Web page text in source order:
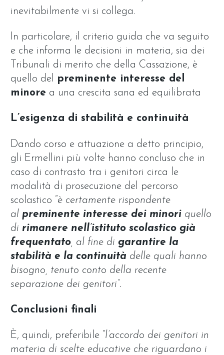
inevitabilmente vi si collega.
In particolare, il criterio guida che va seguito
e che informa le decisioni in materia, sia dei
Tribunali di merito che della Cassazione, è
quello del preminente interesse del
minore a una crescita sana ed equilibrata
L’esigenza di stabilità e continuità
Dando corso e attuazione a detto principio,
gli Ermellini più volte hanno concluso che in
caso di contrasto tra i genitori circa le
modalità di prosecuzione del percorso
scolastico “è certamente rispondente
al preminente interesse dei minori quello
di rimanere nell’istituto scolastico già
frequentato , al fine di garantire la
stabilità e la continuità delle quali hanno
bisogno, tenuto conto della recente
separazione dei genitori”.
Conclusioni finali
È, quindi, preferibile “l’accordo dei genitori in
materia di scelte educative che riguardano i